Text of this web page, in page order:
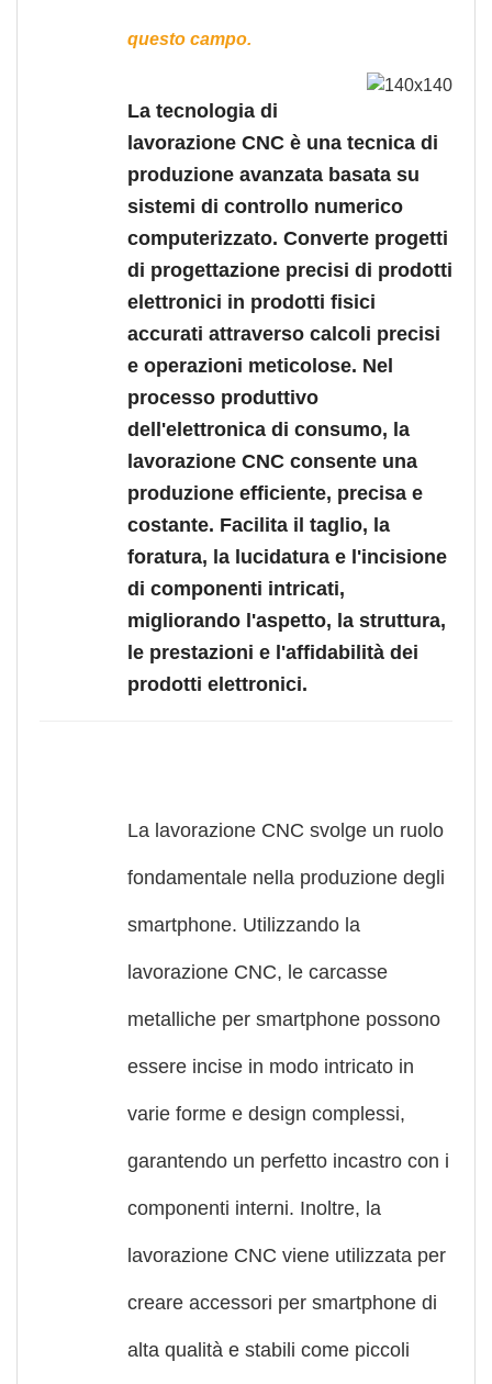
questo campo.
La tecnologia di
lavorazione CNC è una tecnica di
produzione avanzata basata su
sistemi di controllo numerico
computerizzato. Converte progetti
di progettazione precisi di prodotti
elettronici in prodotti fisici
accurati attraverso calcoli precisi
e operazioni meticolose. Nel
processo produttivo
dell'elettronica di consumo, la
lavorazione CNC consente una
produzione efficiente, precisa e
costante. Facilita il taglio, la
foratura, la lucidatura e l'incisione
di componenti intricati,
migliorando l'aspetto, la struttura,
le prestazioni e l'affidabilità dei
prodotti elettronici.
La lavorazione CNC svolge un ruolo
fondamentale nella produzione degli
smartphone. Utilizzando la
lavorazione CNC, le carcasse
metalliche per smartphone possono
essere incise in modo intricato in
varie forme e design complessi,
garantendo un perfetto incastro con i
componenti interni. Inoltre, la
lavorazione CNC viene utilizzata per
creare accessori per smartphone di
alta qualità e stabili come piccoli